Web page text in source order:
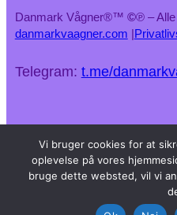
Danmark Vågner®™ ©℗ – Alle
danmarkvaagner.com |
Telegram: t.me/
Vi bruger cookies for at
oplevelse på vores
bruge dette websted, vil vi